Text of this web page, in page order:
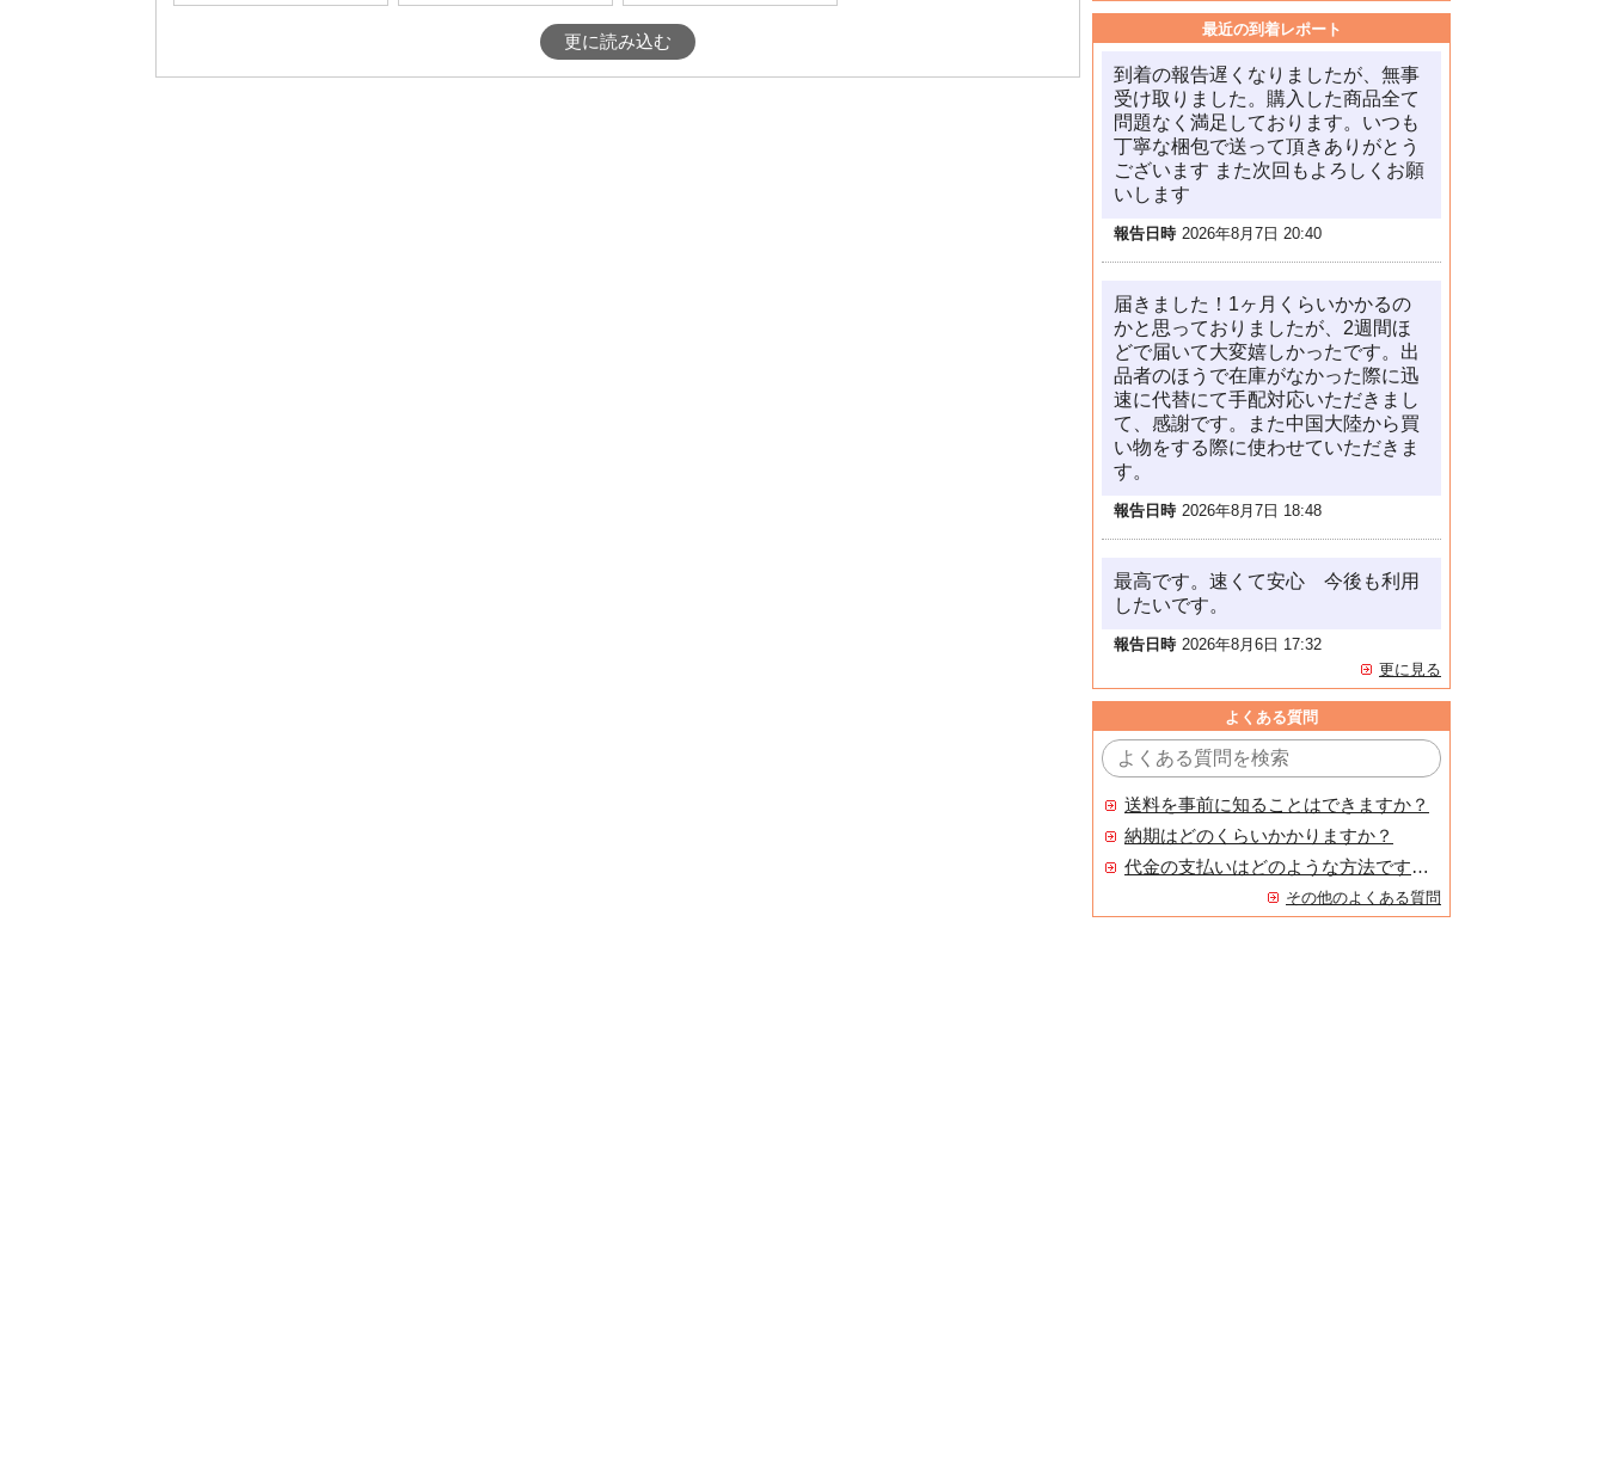
更に読み込む
最近の到着レポート
到着の報告遅くなりましたが、無事
受け取りました。購入した商品全て
問題なく満足しております。いつも
丁寧な梱包で送って頂きありがとう
ございます また次回もよろしくお願
いします
報告日時 2026年8月7日 20:40
届きました！1ヶ月くらいかかるの
かと思っておりましたが、2週間ほ
どで届いて大変嬉しかったです。出
品者のほうで在庫がなかった際に迅
速に代替にて手配対応いただきまし
て、感謝です。また中国大陸から買
い物をする際に使わせていただきま
す。
報告日時 2026年8月7日 18:48
最高です。速くて安心 今後も利用
したいです。
報告日時 2026年8月6日 17:32
更に見る
よくある質問
送料を事前に知ることはできますか？
納期はどのくらいかかりますか？
代金の支払いはどのような方法ですか？
その他のよくある質問